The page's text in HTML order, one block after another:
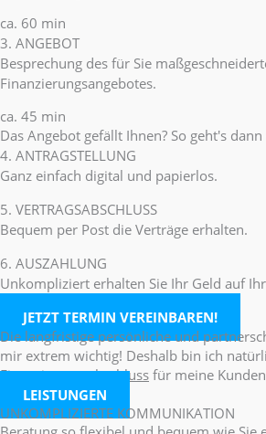
ca. 60 min
3. ANGEBOT
Besprechung des für Sie
Finanzierungsangebotes.
ca. 45 min
Das Angebot gefällt Ihnen? So geht's
4. ANTRAGSTELLUNG
Ganz einfach digital und papierlos.
5. VERTRAGSABSCHLUSS
Bequem per Post die Verträge erhalten.
6. AUSZAHLUNG
Unkompliziert erhalten Sie Ihr Geld auf
JETZT TERMIN VEREINBAREN!
Die langfristige persönliche und
mir extrem wichtig! Deshalb bin ich
Finanzierungsabschluss für meine
LEISTUNGEN
UNKOMPLIZIERTE KOMMUNIKATION